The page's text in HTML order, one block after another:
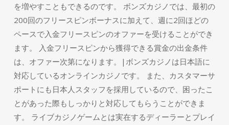
を増やすこともできるのです。 ボンズカジノでは、最初の
200回のフリースピンボーナスに加えて、週に2回ほどの
ペースで入金フリースピンのオファーを受けることができ
ます。 入金フリースピンから獲得できる賞金の出金条件
は、オファー次第になります。|ボンズカジノは日本語に
対応しているオンラインカジノです。 また、カスタマーサ
ポートにも日本人スタッフを採用しているので、困ったこ
とがあった際もしっかりと対応してもらうことができま
す。 ライブカジノゲームとは実在するディーラーとプレイ